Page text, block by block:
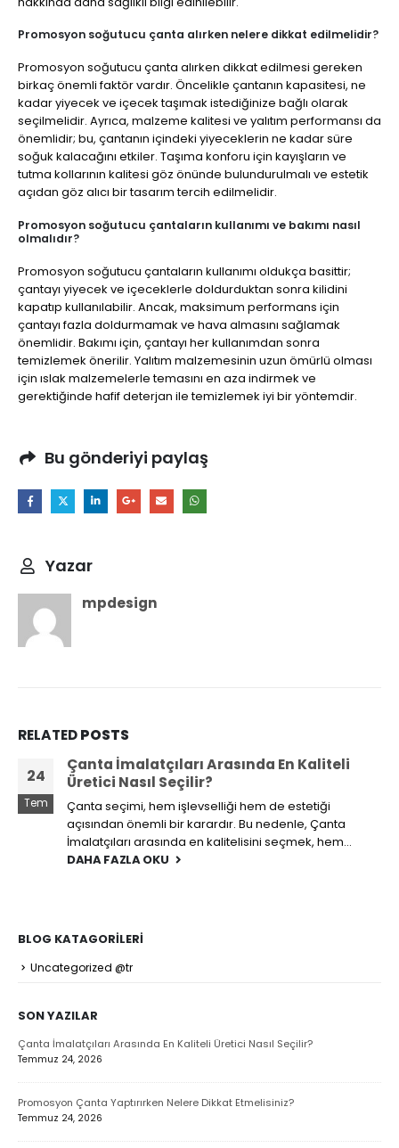
Promosyon soğutucu çanta alırken nelere dikkat edilmelidir?
Promosyon soğutucu çanta alırken dikkat edilmesi gereken
birkaç önemli faktör vardır. Öncelikle çantanın kapasitesi, ne
kadar yiyecek ve içecek taşımak istediğinize bağlı olarak
seçilmelidir. Ayrıca, malzeme kalitesi ve yalıtım performansı da
önemlidir; bu, çantanın içindeki yiyeceklerin ne kadar süre
soğuk kalacağını etkiler. Taşıma konforu için kayışların ve
tutma kollarının kalitesi göz önünde bulundurulmalı ve estetik
açıdan göz alıcı bir tasarım tercih edilmelidir.
Promosyon soğutucu çantaların kullanımı ve bakımı nasıl
olmalıdır?
Promosyon soğutucu çantaların kullanımı oldukça basittir;
çantayı yiyecek ve içeceklerle doldurduktan sonra kilidini
kapatıp kullanılabilir. Ancak, maksimum performans için
çantayı fazla doldurmamak ve hava almasını sağlamak
önemlidir. Bakımı için, çantayı her kullanımdan sonra
temizlemek önerilir. Yalıtım malzemesinin uzun ömürlü olması
için ıslak malzemelerle temasını en aza indirmek ve
gerektiğinde hafif deterjan ile temizlemek iyi bir yöntemdir.
Bu gönderiyi paylaş
Yazar
mpdesign
RELATEDPOSTS
24
Tem
Çanta İmalatçıları Arasında En Kaliteli
Üretici Nasıl Seçilir?
Çanta seçimi, hem işlevselliği hem de estetiği
açısından önemli bir karardır. Bu nedenle, Çanta
İmalatçıları arasında en kalitelisini seçmek, hem...
DAHA FAZLA OKU
BLOG KATAGORILERI
Uncategorized @tr
SON YAZILAR
Çanta İmalatçıları Arasında En Kaliteli Üretici Nasıl Seçilir?
Temmuz 24, 2026
Promosyon Çanta Yaptırırken Nelere Dikkat Etmelisiniz?
Temmuz 24, 2026